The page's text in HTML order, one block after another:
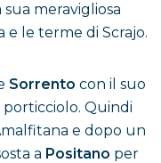
sua meravigliosa
e le terme di Scrajo.
Sorrento con il suo
Quindi
e dopo un
a Positano per